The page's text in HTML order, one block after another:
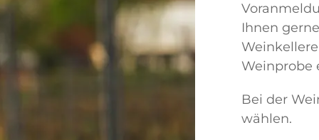
Ihnen
Weinprobe
Bei der
wählen.